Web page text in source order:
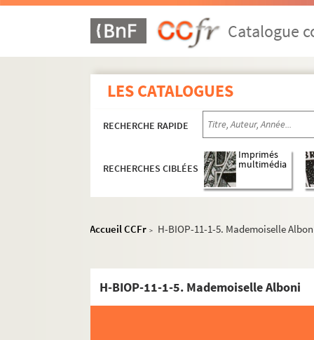
Catalogue
LES CATALOGUES
RECHERCHE RAPIDE
RECHERCHES CIBLÉES
Imprimés
multimédia
Accueil CCFr > H-BIOP-11-1-5. Mademoiselle
H-BIOP-11-1-5. Mademoiselle Alboni